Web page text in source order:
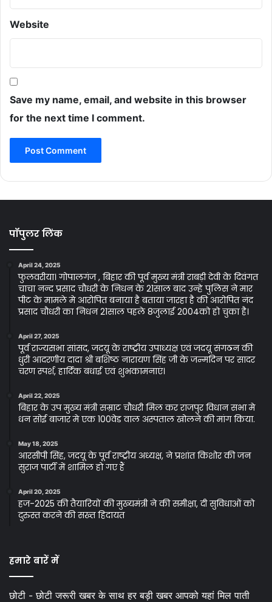
Website
Save my name, email, and website in this browser
for the next time I comment.
पॉपुलर लिंक
April 24, 2025
फुलवरीया। गोपालगंज , बिहार की पूर्व मुख्य मंत्री राबड़ी देवी के दिवंगत
चाचा नन्द प्रसाद चौधरी के निधन के 21साल बाद उन्हे पुलिस ने मार
पीट के मामले मे आरोपित बनाया है बताया जारहा है की आरोपित नंद
प्रसाद चौधरी का निधन 21साल पहले 8जुलाई 2004को हो चुका है।
April 27, 2025
पूर्व राज्यसभा सांसद, जदयू के राष्ट्रीय उपाध्यक्ष एवं जदयू संगठन की
धुरी आदरणीय दादा श्री बशिष्ठ नारायण सिंह जी के जन्मदिन पर सादर
चरण स्पर्श, हार्दिक बधाई एवं शुभकामनाएं।
April 22, 2025
बिहार के उप मुख्य मंत्री सम्राट चौधरी मिल कर राजपुर विधान सभा मे
धन सोई बाजार मे एक 100वेड वाल अस्पताल खोलने की मांग किया.
May 18, 2025
आरसीपी सिंह, जदयू के पूर्व राष्ट्रीय अध्यक्ष, ने प्रशांत किशोर की जन
सुराज पार्टी में शामिल हो गए हैं
April 20, 2025
हज-2025 की तैयारियों की मुख्यमंत्री ने की समीक्षा, दी सुविधाओं को
दुरुस्त करने की सख्त हिदायत
हमारे बारें में
छोटी - छोटी जरूरी खबर के साथ हर बड़ी खबर आपको यहां मिल पाती